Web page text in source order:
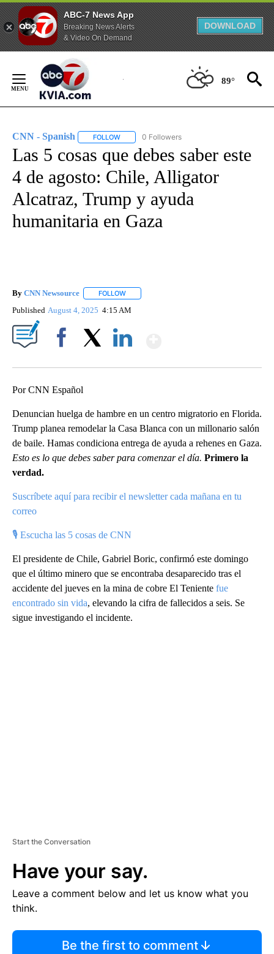
ABC-7 News App
Breaking News Alerts
& Video On Demand
DOWNLOAD
Content
89°
CNN - Spanish FOLLOW FOLLOW "CNN - SPANISH" TO RECEIVE
0 Followers
Las 5 cosas que debes saber este
4 de agosto: Chile, Alligator
Alcatraz, Trump y ayuda
humanitaria en Gaza
By CNN Newsource FOLLOW
Published August 4, 2025 4:15 AM
Por CNN Español
Denuncian huelga de hambre en un centro migratorio en Florida.
Trump planea remodelar la Casa Blanca con un millonario salón
de baile. Hamas condiciona entrega de ayuda a rehenes en Gaza.
Esto es lo que debes saber para comenzar el día. Primero la
verdad.
Suscríbete aquí para recibir el newsletter cada mañana en tu
correo
🎙 Escucha las 5 cosas de CNN
El presidente de Chile, Gabriel Boric, confirmó este domingo
que el último minero que se encontraba desaparecido tras el
accidente del jueves en la mina de cobre El Teniente fue
encontrado sin vida, elevando la cifra de fallecidos a seis. Se
sigue investigando el incidente.
Start the Conversation
Have your say.
Leave a comment below and let us know what you
think.
Be the first to comment